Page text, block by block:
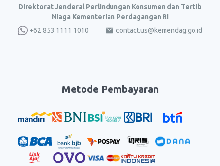
Direktorat Jenderal Perlindungan Konsumen dan Tertib
Niaga Kementerian Perdagangan RI
+62 853 1111 1010
contact.us@kemendag.go.id
Metode Pembayaran